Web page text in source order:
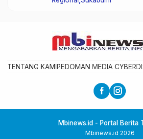
TENTANG KAMI PEDOMAN MEDIA CYBER
Mbinews.id - Portal Berita
Mbinews.id 2026